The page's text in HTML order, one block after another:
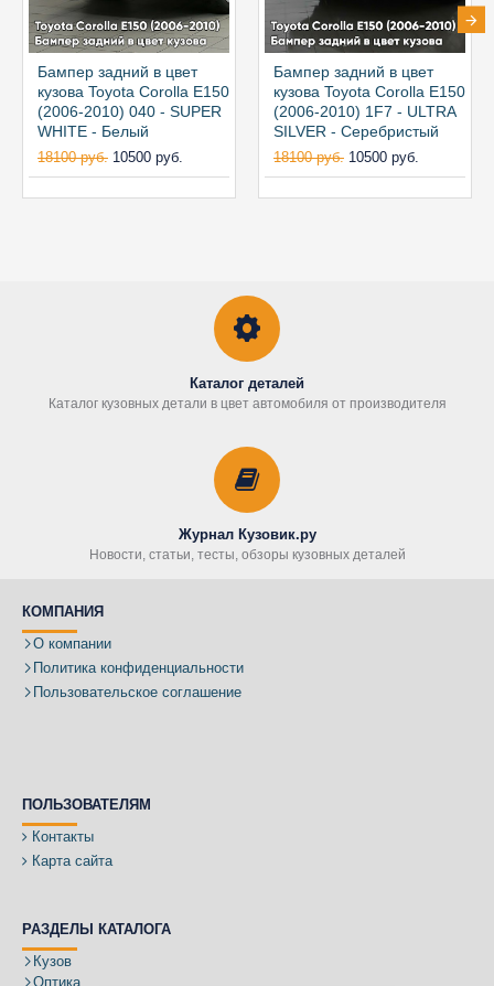
Бампер задний в цвет
кузова Toyota Corolla E150
(2006-2010) 040 - SUPER
WHITE - Белый
18100 руб. 10500 руб.
Бампер задний в цвет
кузова Toyota Corolla E150
(2006-2010) 1F7 - ULTRA
SILVER - Серебристый
18100 руб. 10500 руб.
Каталог деталей
Каталог кузовных детали в цвет автомобиля от производителя
Журнал Кузовик.ру
Новости, статьи, тесты, обзоры кузовных деталей
КОМПАНИЯ
О компании
Политика конфиденциальности
Пользовательское соглашение
ПОЛЬЗОВАТЕЛЯМ
Контакты
Карта сайта
РАЗДЕЛЫ КАТАЛОГА
Кузов
Оптика